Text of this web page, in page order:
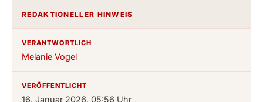
REDAKTIONELLER HINWEIS
VERANTWORTLICH
Melanie Vogel
VERÖFFENTLICHT
16. Januar 2026, 05:56 Uhr